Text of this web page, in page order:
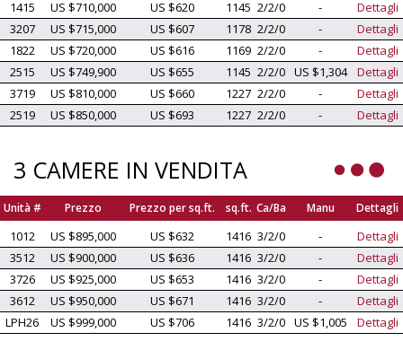
1415
US $710,000 US $620 1145 2/2/0 -
Dettagli
3207
US $715,000 US $607 1178 2/2/0 -
Dettagli
1822
US $720,000 US $616 1169 2/2/0 -
Dettagli
2515
US $749,900 US $655 1145 2/2/0 US $1,304
Dettagli
3719
US $810,000 US $660 1227 2/2/0 -
Dettagli
2519
US $850,000 US $693 1227 2/2/0 - Dettagli
3 CAMERE IN VENDITA
Unità # Prezzo Prezzo per sq.ft. sq.ft. Ca/Ba Manu Dettagli
1012 US $895,000 US $632 1416 3/2/0 -
Dettagli
3512
US $900,000 US $636 1416 3/2/0 -
Dettagli
3726
US $925,000 US $653 1416 3/2/0 -
Dettagli
3612
US $950,000 US $671 1416 3/2/0 -
Dettagli
LPH26
US $999,000 US $706 1416 3/2/0 US $1,005 Dettagli